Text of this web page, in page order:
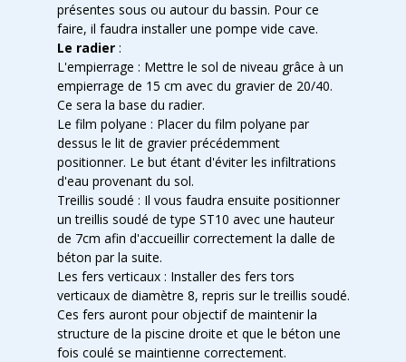
présentes sous ou autour du bassin. Pour ce
faire, il faudra installer une pompe vide cave.
Le radier:
L'empierrage : Mettre le sol de niveau grâce à un
empierrage de 15 cm avec du gravier de 20/40.
Ce sera la base du radier.
Le film polyane : Placer du film polyane par
dessus le lit de gravier précédemment
positionner. Le but étant d'éviter les infiltrations
d'eau provenant du sol.
Treillis soudé : Il vous faudra ensuite positionner
un treillis soudé de type ST10 avec une hauteur
de 7cm afin d'accueillir correctement la dalle de
béton par la suite.
Les fers verticaux : Installer des fers tors
verticaux de diamètre 8, repris sur le treillis soudé.
Ces fers auront pour objectif de maintenir la
structure de la piscine droite et que le béton une
fois coulé se maintienne correctement.